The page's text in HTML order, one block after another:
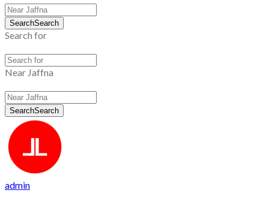
SearchSearch
Search for
Near Jaffna
SearchSearch
admin